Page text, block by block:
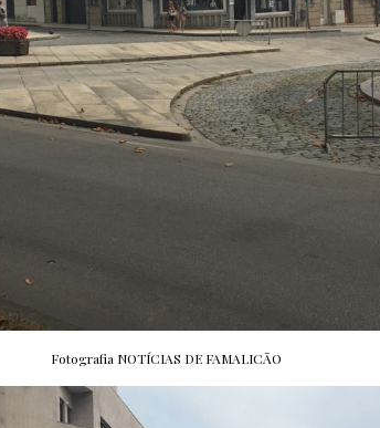
Fotografia NOTÍCIAS DE FAMALICÃO